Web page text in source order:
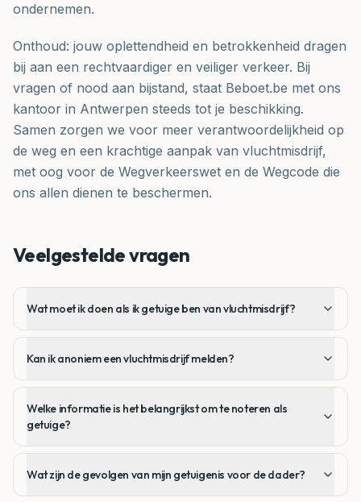
ondernemen.
Onthoud: jouw oplettendheid en betrokkenheid dragen
bij aan een rechtvaardiger en veiliger verkeer. Bij
vragen of nood aan bijstand, staat Beboet.be met ons
kantoor in Antwerpen steeds tot je beschikking.
Samen zorgen we voor meer verantwoordelijkheid op
de weg en een krachtige aanpak van vluchtmisdrijf,
met oog voor de Wegverkeerswet en de Wegcode die
ons allen dienen te beschermen.
Veelgestelde vragen
Wat moet ik doen als ik getuige ben van vluchtmisdrijf?
Kan ik anoniem een vluchtmisdrijf melden?
Welke informatie is het belangrijkst om te noteren als
getuige?
Wat zijn de gevolgen van mijn getuigenis voor de dader?